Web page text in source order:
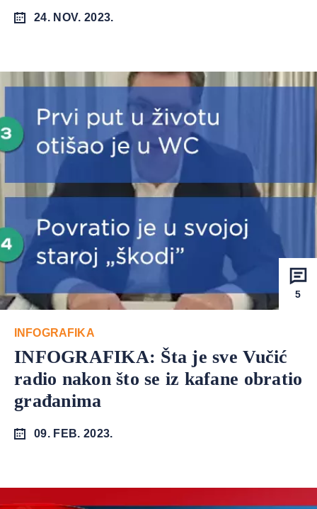
24. NOV. 2023.
5
INFOGRAFIKA
INFOGRAFIKA: Šta je sve Vučić
radio nakon što se iz kafane obratio
građanima
09. FEB. 2023.